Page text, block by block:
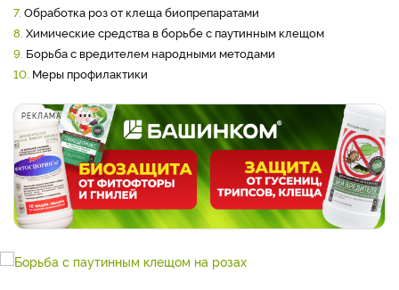
7. Обработка роз от клеща биопрепаратами
8. Химические средства в борьбе с паутинным клещом
9. Борьба с вредителем народными методами
10. Меры профилактики
РЕКЛАМА